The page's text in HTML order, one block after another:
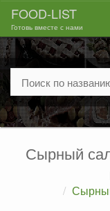
FOOD-LIST
Готовь вместе с нами
Сырный